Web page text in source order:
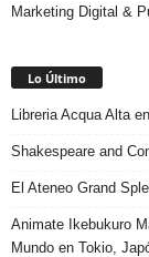
Marketing Digital &
Lo Último
Libreria Acqua Alta
Shakespeare and
El Ateneo Grand
Animate Ikebukuro
Mundo en Tokio,